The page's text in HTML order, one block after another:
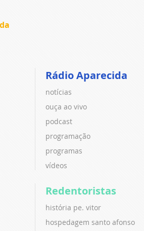
Rádio Aparecida
notícias
ouça ao vivo
podcast
programação
programas
vídeos
Redentoristas
história pe. vitor
hospedagem santo afonso